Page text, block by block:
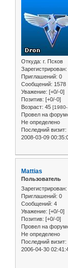
Откуда: г. Псков
Зарегистрирован
Приглашений: 0
Сообщений: 1578
Уважение: [+0/-0]
Позитив: [+0/-0]
Возраст: 45
Провел на
Не определено
Последний визит:
2008-03-09
Mattias
Пользователь
Зарегистрирован
Приглашений: 0
Сообщений: 4
Уважение: [+0/-0]
Позитив: [+0/-0]
Провел на
Не определено
Последний визит:
2006-04-30